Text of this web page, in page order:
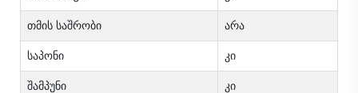
თმის საშრობი არა
საპონი კი
შამპუნი კი